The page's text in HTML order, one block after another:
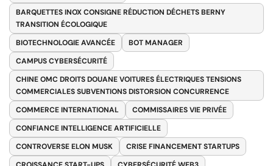
BARQUETTES INOX CONSIGNE RÉDUCTION DÉCHETS BERNY
TRANSITION ÉCOLOGIQUE
BIOTECHNOLOGIE AVANCÉE
BOT MANAGER
CAMPUS CYBERSÉCURITÉ
CHINE OMC DROITS DOUANE VOITURES ÉLECTRIQUES TENSIONS
COMMERCIALES SUBVENTIONS DISTORSION CONCURRENCE
COMMERCE INTERNATIONAL
COMMISSAIRES VIE PRIVÉE
CONFIANCE INTELLIGENCE ARTIFICIELLE
CONTROVERSE ELON MUSK
CRISE FINANCEMENT STARTUPS